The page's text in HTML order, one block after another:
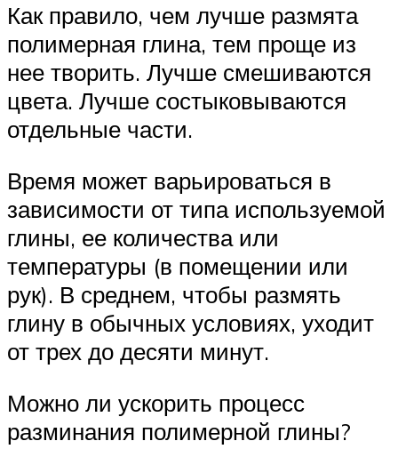
Как правило, чем лучше размята
полимерная глина, тем проще из
нее творить. Лучше смешиваются
цвета. Лучше состыковываются
отдельные части.
Время может варьироваться в
зависимости от типа используемой
глины, ее количества или
температуры (в помещении или
рук). В среднем, чтобы размять
глину в обычных условиях, уходит
от трех до десяти минут.
Можно ли ускорить процесс
разминания полимерной глины?